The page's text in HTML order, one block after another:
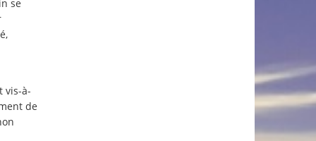
se
vis-à-
de